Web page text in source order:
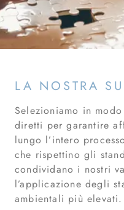
LA NOSTRA
Selezioniamo in
diretti per garantire
lungo l’intero
che rispettino gli
condividano i nostri
l’applicazione degli
ambientali più elevati.